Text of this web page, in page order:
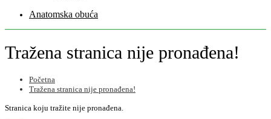
Anatomska obuća
Tražena stranica nije pronađena!
Početna
Tražena stranica nije pronađena!
Stranica koju tražite nije pronađena.